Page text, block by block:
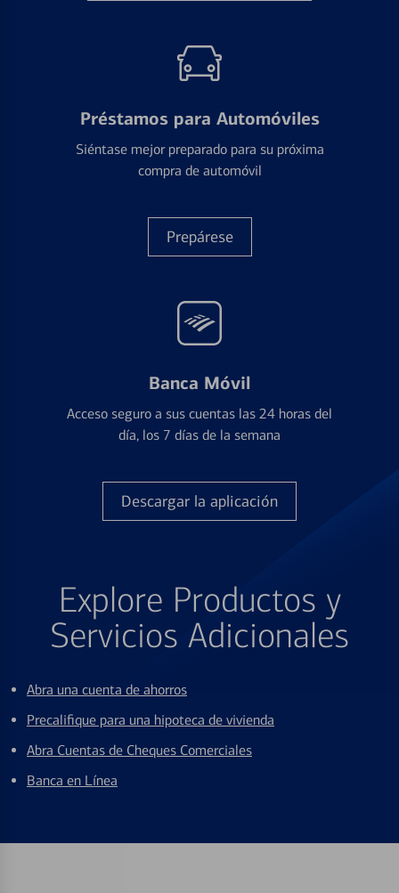
Préstamos para Automóviles
Siéntase mejor preparado para su próxima
compra de automóvil
Prepárese
Banca Móvil
Acceso seguro a sus cuentas las 24 horas del
día, los 7 días de la semana
Descargar la aplicación
Explore Productos y
Servicios Adicionales
Abra una cuenta de ahorros
Precalifique para una hipoteca de vivienda
Abra Cuentas de Cheques Comerciales
Banca en Línea